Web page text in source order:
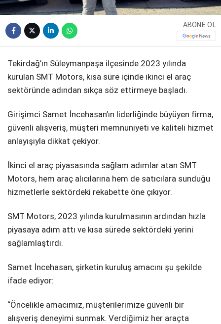
ABONE OL
Tekirdağ’ın Süleymanpaşa ilçesinde 2023 yılında
kurulan SMT Motors, kısa süre içinde ikinci el araç
sektöründe adından sıkça söz ettirmeye başladı.
Girişimci Samet İncehasan’ın liderliğinde büyüyen firma,
güvenli alışveriş, müşteri memnuniyeti ve kaliteli hizmet
anlayışıyla dikkat çekiyor.
İkinci el araç piyasasında sağlam adımlar atan SMT
Motors, hem araç alıcılarına hem de satıcılara sunduğu
hizmetlerle sektördeki rekabette öne çıkıyor.
SMT Motors, 2023 yılında kurulmasının ardından hızla
piyasaya adım attı ve kısa sürede sektördeki yerini
sağlamlaştırdı.
Samet İncehasan, şirketin kuruluş amacını şu şekilde
ifade ediyor:
“Öncelikle amacımız, müşterilerimize güvenli bir
alışveriş deneyimi sunmak. Verdiğimiz her araçta